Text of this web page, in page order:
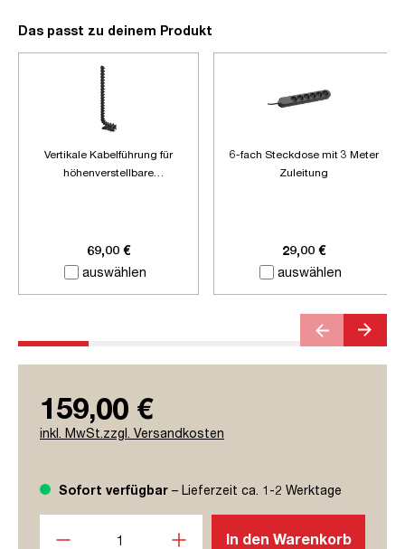
Das passt zu deinem Produkt
auswählen
Vertikale Kabelführung für
höhenverstellbare
69,00 €
auswählen
6-fach Steckdose mit 3 Meter
Zuleitung
29,00 €
159,00 €
inkl. MwSt.zzgl. Versandkosten
Sofort verfügbar – Lieferzeit ca. 1-2 Werktage
In den Warenkorb